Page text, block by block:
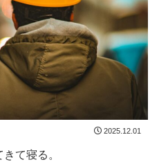
2025.12.01
て寝る。